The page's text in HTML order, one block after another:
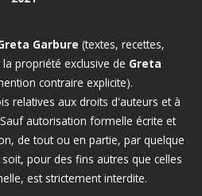
Garbure (textes, recettes,
propriété exclusive de Greta
contraire explicite).
relatives aux droits d'auteurs et à
autorisation formelle écrite et
de tout ou en partie, par quelque
pour des fins autres que celles
est strictement interdite.